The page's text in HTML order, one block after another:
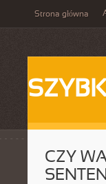
Strona główna
CZY